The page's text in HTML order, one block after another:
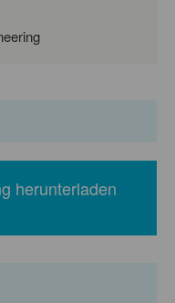
herunterladen